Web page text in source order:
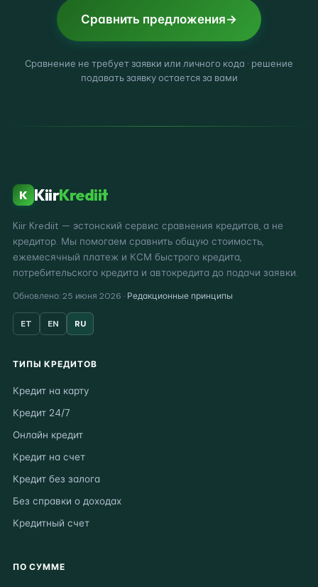
Сравнить предложения
Сравнение не требует заявки или личного кода · решение
подавать заявку остается за вами
K KiirKrediit
Kiir Krediit — эстонский сервис сравнения кредитов, а не
кредитор. Мы помогаем сравнить общую стоимость,
ежемесячный платеж и КСМ быстрого кредита,
потребительского кредита и автокредита до подачи заявки.
Обновлено: 25 июня 2026 · Редакционные принципы
ET EN RU
ТИПЫ КРЕДИТОВ
Кредит на карту
Кредит 24/7
Онлайн кредит
Кредит на счет
Кредит без залога
Без справки о доходах
Кредитный счет
ПО СУММЕ